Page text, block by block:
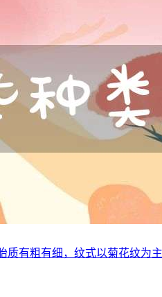
有粗有细，纹式以菊花纹为